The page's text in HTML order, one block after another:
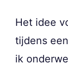
Het idee
tijdens
ik